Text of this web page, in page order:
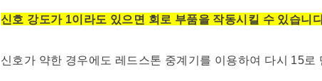
신호 강도가 1이라도 있으면 회로 부품을 작동시킬 수 있습니
신호가 약한 경우에도 레드스톤 중계기를 이용하여 다시 15로